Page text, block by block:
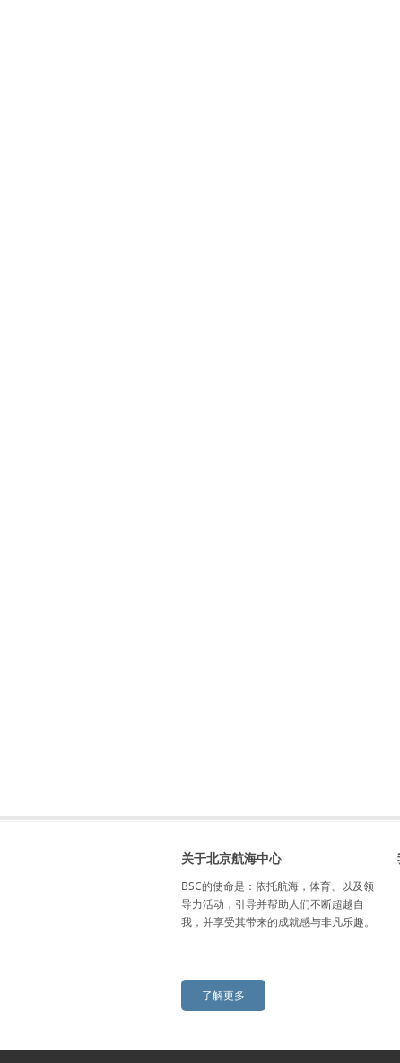
关于北京航海中心
BSC的使命是：依托航海，体育、以及领
导力活动，引导并帮助人们不断超越自
我，并享受其带来的成就感与非凡乐趣。
了解更多